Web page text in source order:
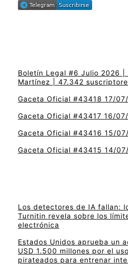
Boletín Legal #6 Julio 2026 |
Martínez | 47.342
Gaceta Oficial #43418 17/
Gaceta Oficial #43417 16/
Gaceta Oficial #43416 15/
Gaceta Oficial #43415 14/
Los detectores de IA fallan:
Turnitin revela sobre los
electrónica
Estados Unidos aprueba un
USD 1.500 millones por el
pirateados para entrenar